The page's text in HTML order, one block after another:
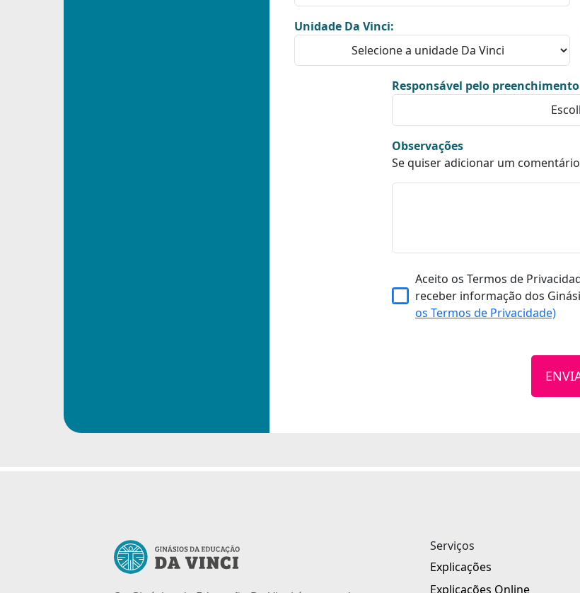
Unidade Da Vinci:
Responsável pelo
Observações
Se quiser adicionar um
Aceito os Termos de
receber informação dos
os Termos de Privacidade)
Serviços
Explicações
Explicações Online